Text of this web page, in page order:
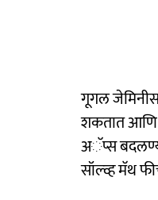
गूगल
शकतात आणि
अॅप्स
सॉल्व्ह मॅथ